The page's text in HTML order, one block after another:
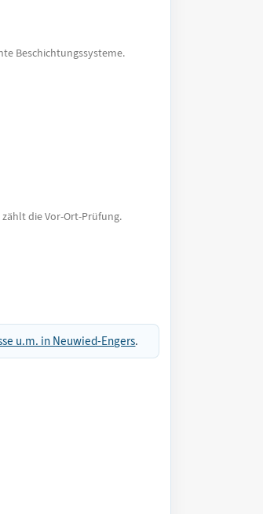
Beschichtungssysteme.
die Vor-Ort-Prüfung.
u.m. in Neuwied-Engers.